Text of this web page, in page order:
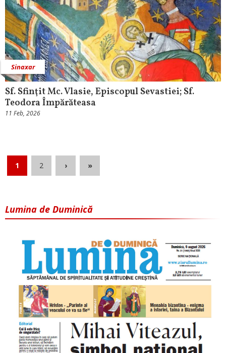
Sinaxar
Sf. Sfinţit Mc. Vlasie, Episcopul Sevastiei; Sf.
Teodora Împărăteasa
11 Feb, 2026
1 2 › »
Lumina de Duminică